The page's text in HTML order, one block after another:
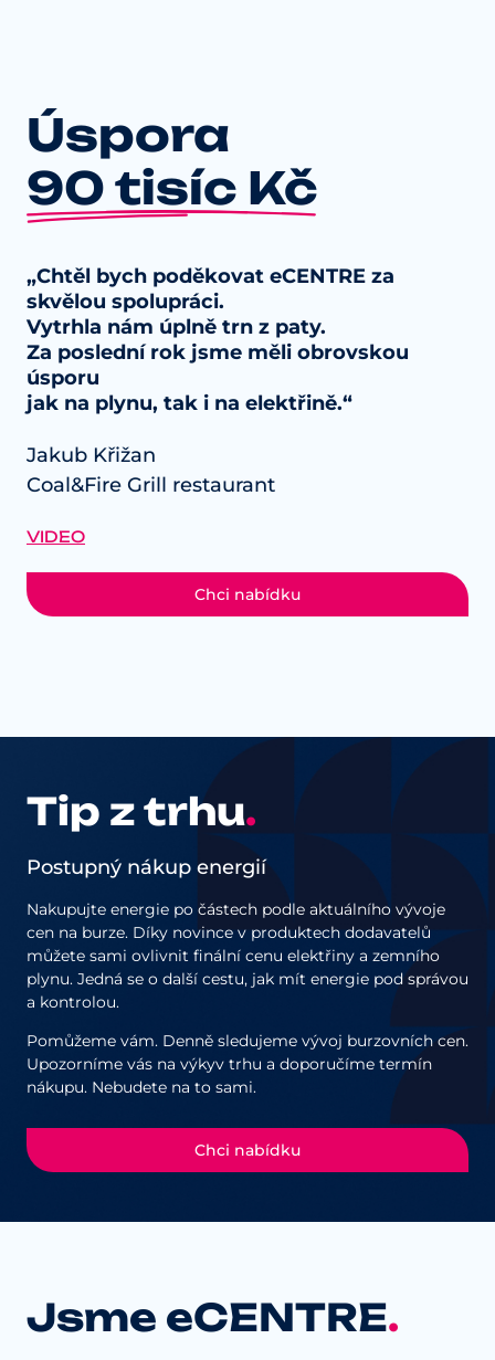
Úspora
90 tisíc Kč
„Chtěl bych poděkovat eCENTRE za
skvělou spolupráci.
Vytrhla nám úplně trn z paty.
Za poslední rok jsme měli obrovskou
úsporu
jak na plynu, tak i na elektřině.“
Jakub Křižan
Coal&Fire Grill restaurant
VIDEO
Chci nabídku
Tip z trhu.
Postupný nákup energií
Nakupujte energie po částech podle aktuálního vývoje
cen na burze. Díky novince v produktech dodavatelů
můžete sami ovlivnit finální cenu elektřiny a zemního
plynu. Jedná se o další cestu, jak mít energie pod správou
a kontrolou.
Pomůžeme vám. Denně sledujeme vývoj burzovních cen.
Upozorníme vás na výkyv trhu a doporučíme termín
nákupu. Nebudete na to sami.
Chci nabídku
Jsme eCENTRE.